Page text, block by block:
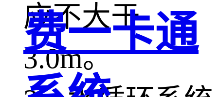
应不大于
3.0m。
费一卡通